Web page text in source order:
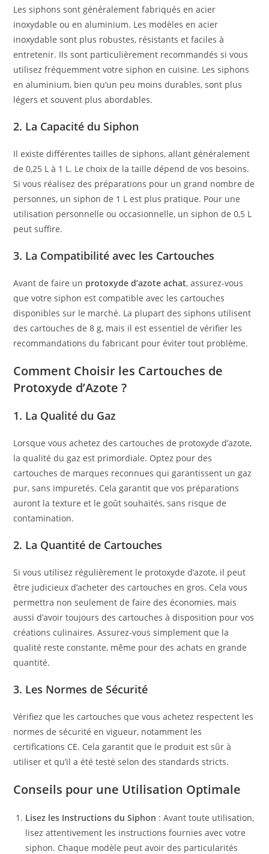
Les siphons sont généralement fabriqués en acier
inoxydable ou en aluminium. Les modèles en acier
inoxydable sont plus robustes, résistants et faciles à
entretenir. Ils sont particulièrement recommandés si vous
utilisez fréquemment votre siphon en cuisine. Les siphons
en aluminium, bien qu’un peu moins durables, sont plus
légers et souvent plus abordables.
2. La Capacité du Siphon
Il existe différentes tailles de siphons, allant généralement
de 0,25 L à 1 L. Le choix de la taille dépend de vos besoins.
Si vous réalisez des préparations pour un grand nombre de
personnes, un siphon de 1 L est plus pratique. Pour une
utilisation personnelle ou occasionnelle, un siphon de 0,5 L
peut suffire.
3. La Compatibilité avec les Cartouches
Avant de faire un protoxyde d’azote achat, assurez-vous
que votre siphon est compatible avec les cartouches
disponibles sur le marché. La plupart des siphons utilisent
des cartouches de 8 g, mais il est essentiel de vérifier les
recommandations du fabricant pour éviter tout problème.
Comment Choisir les Cartouches de
Protoxyde d’Azote ?
1. La Qualité du Gaz
Lorsque vous achetez des cartouches de protoxyde d’azote,
la qualité du gaz est primordiale. Optez pour des
cartouches de marques reconnues qui garantissent un gaz
pur, sans impuretés. Cela garantit que vos préparations
auront la texture et le goût souhaités, sans risque de
contamination.
2. La Quantité de Cartouches
Si vous utilisez régulièrement le protoxyde d’azote, il peut
être judicieux d’acheter des cartouches en gros. Cela vous
permettra non seulement de faire des économies, mais
aussi d’avoir toujours des cartouches à disposition pour vos
créations culinaires. Assurez-vous simplement que la
qualité reste constante, même pour des achats en grande
quantité.
3. Les Normes de Sécurité
Vérifiez que les cartouches que vous achetez respectent les
normes de sécurité en vigueur, notamment les
certifications CE. Cela garantit que le produit est sûr à
utiliser et qu’il a été testé selon des standards stricts.
Conseils pour une Utilisation Optimale
Lisez les Instructions du Siphon : Avant toute utilisation,
lisez attentivement les instructions fournies avec votre
siphon. Chaque modèle peut avoir des particularités